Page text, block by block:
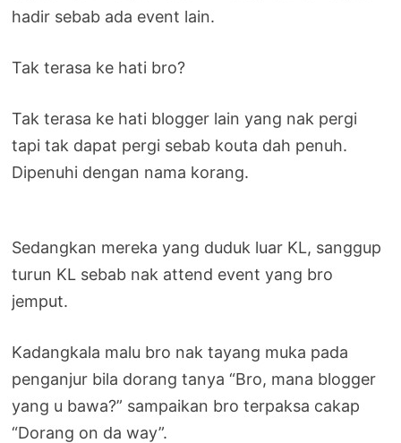
hadir sebab ada event lain.
Tak terasa ke hati bro?
Tak terasa ke hati blogger lain yang nak pergi
tapi tak dapat pergi sebab kouta dah penuh.
Dipenuhi dengan nama korang.
Sedangkan mereka yang duduk luar KL, sanggup
turun KL sebab nak attend event yang bro
jemput.
Kadangkala malu bro nak tayang muka pada
penganjur bila dorang tanya “Bro, mana blogger
yang u bawa?” sampaikan bro terpaksa cakap
“Dorang on da way”.